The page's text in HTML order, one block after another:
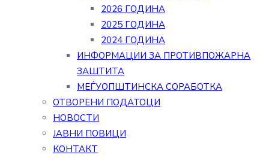
2026 ГОДИНА
2025 ГОДИНА
2024 ГОДИНА
ИНФОРМАЦИИ ЗА ПРОТИВПОЖАРНА
ЗАШТИТА
МЕЃУОПШТИНСКА СОРАБОТКА
ОТВОРЕНИ ПОДАТОЦИ
НОВОСТИ
ЈАВНИ ПОВИЦИ
КОНТАКТ